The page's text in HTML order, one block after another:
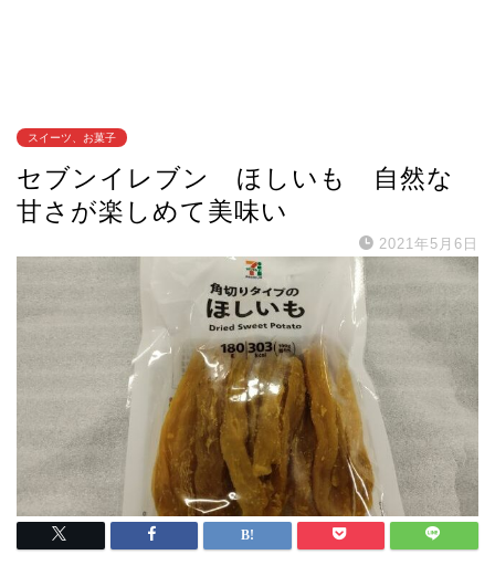
スイーツ、お菓子
セブンイレブン ほしいも 自然な
甘さが楽しめて美味い
2021年5月6日